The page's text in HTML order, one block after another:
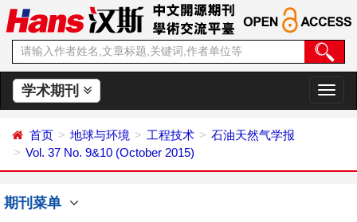
学术期刊
切
换
首页 地球与环境 工程技术
石油天然气学报
Vol. 37 No. 9&10 (October 2015)
期刊菜单